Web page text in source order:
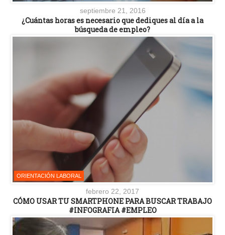
septiembre 21, 2016
¿Cuántas horas es necesario que dediques al día a la
búsqueda de empleo?
ORIENTACIÓN LABORAL
febrero 22, 2017
CÓMO USAR TU SMARTPHONE PARA BUSCAR TRABAJO
#INFOGRAFIA #EMPLEO